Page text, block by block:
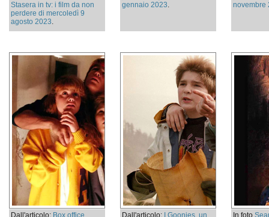
Stasera in tv: i film da non
perdere di mercoledì 9
agosto 2023.
gennaio 2023.
novembre
Dall'articolo: Box office
Dall'articolo:
I Goonies, un
In foto